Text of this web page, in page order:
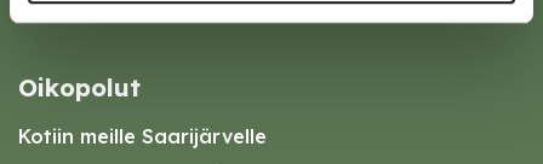
Oikopolut
Kotiin meille Saarijärvelle